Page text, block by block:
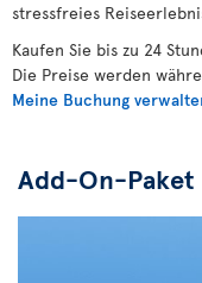
stressfreies
Kaufen Sie bis zu 24
Die Preise werden
Meine Buchung
Add-On-Paket